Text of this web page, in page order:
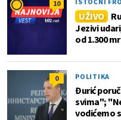
10
UŽIVO
Jezivi
od 1.300
0 POLITIKA
Đurić
svima";
vodićemo